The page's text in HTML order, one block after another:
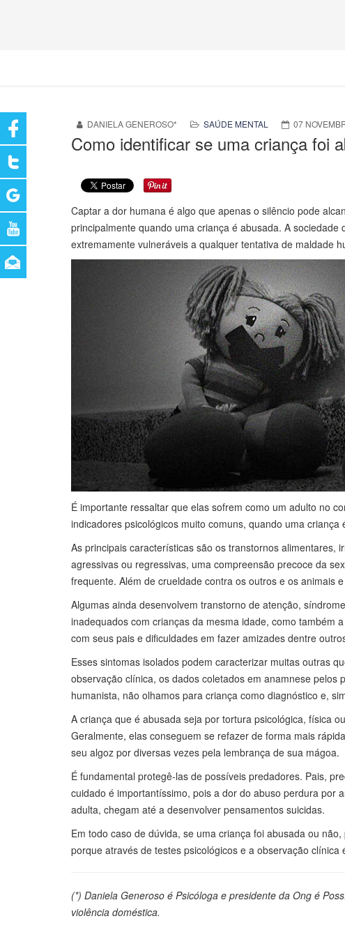
DANIELA GENEROSO* SAÚDE MENTAL 07
Como identificar se uma criança foi
Captar a dor humana é algo que apenas o silêncio pode
principalmente quando uma criança é abusada. A
extremamente vulneráveis a qualquer tentativa de maldade
É importante ressaltar que elas sofrem como um adulto no
indicadores psicológicos muito comuns, quando uma
As principais características são os transtornos alimentares,
agressivas ou regressivas, uma compreensão precoce da
frequente. Além de crueldade contra os outros e os animais
Algumas ainda desenvolvem transtorno de atenção,
inadequados com crianças da mesma idade, como também
com seus pais e dificuldades em fazer amizades dentre
Esses sintomas isolados podem caracterizar muitas outras
observação clínica, os dados coletados em anamnese
humanista, não olhamos para criança como diagnóstico e,
A criança que é abusada seja por tortura psicológica, física
Geralmente, elas conseguem se refazer de forma mais
seu algoz por diversas vezes pela lembrança de sua mágoa.
É fundamental protegê-las de possíveis predadores. Pais,
cuidado é importantíssimo, pois a dor do abuso perdura por
adulta, chegam até a desenvolver pensamentos suicidas.
Em todo caso de dúvida, se uma criança foi abusada ou
porque através de testes psicológicos e a observação clínica
(*) Daniela Generoso é Psicóloga e presidente da Ong é
violência doméstica.